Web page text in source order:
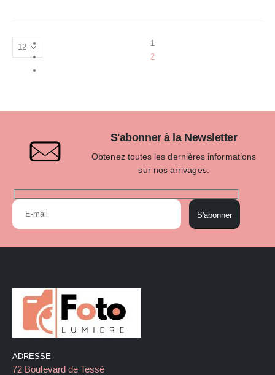
1
2
S'abonner à la Newsletter
Obtenez toutes les dernières informations
sur nos arrivages.
S'abonner
ADRESSE
72 Boulevard de Tessé